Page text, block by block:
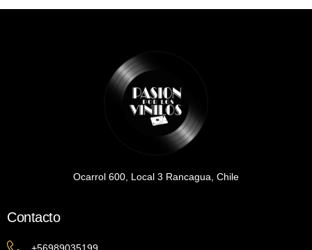
Ocarrol 600, Local 3 Rancagua, Chile
Contacto
+56989035199